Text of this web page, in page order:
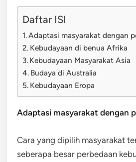
Daftar ISI
Adaptasi masyarakat dengan
Kebudayaan di benua Afrika
Kebudayaan Masyarakat Asia
Budaya di Australia
Kebudayaan Eropa
Adaptasi masyarakat dengan
Cara yang dipilih masyarakat
seberapa besar perbedaan